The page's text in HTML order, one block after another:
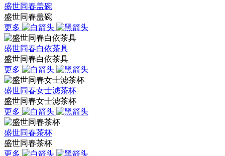
盛世同春盖碗
盛世同春盖碗
更多
盛世同春白依茶具
盛世同春白依茶具
更多
盛世同春女士滤茶杯
盛世同春女士滤茶杯
更多
盛世同春茶杯
盛世同春茶杯
更多